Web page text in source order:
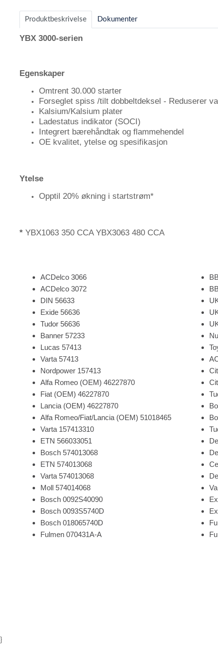
of
Produktbeskrivelse Dokumenter
YBX 3000-serien
Egenskaper
Omtrent 30.000 starter
Forseglet spiss /tilt dobbeltdeksel - Reduserer
Kalsium/Kalsium plater
Ladestatus indikator (SOCI)
Integrert bærehåndtak og flammehendel
OE kvalitet, ytelse og spesifikasjon
Ytelse
Opptil 20% økning i startstrøm*
* YBX1063 350 CCA YBX3063 480 CCA
ACDelco 3066
ACDelco 3072
DIN 56633
Exide 56636
Tudor 56636
Banner 57233
Lucas 57413
Varta 57413
Nordpower 157413
Alfa Romeo (OEM) 46227870
Fiat (OEM) 46227870
Lancia (OEM) 46227870
Alfa Romeo/Fiat/Lancia (OEM) 51018465
Varta 157413310
ETN 566033051
Bosch 574013068
ETN 574013068
Varta 574013068
Moll 574014068
Bosch 0092S40090
Bosch 0093S5740D
Bosch 018065740D
Fulmen 070431A-A
}